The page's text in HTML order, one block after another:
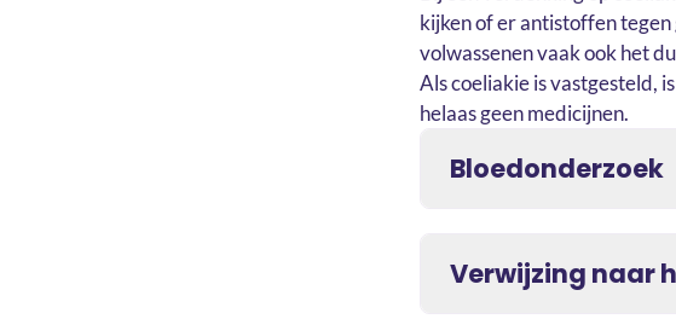
kijken of er antistoffen
volwassenen vaak ook het
Als coeliakie is vastgesteld,
helaas geen medicijnen.
Bloedonderzoek
Verwijzing naar